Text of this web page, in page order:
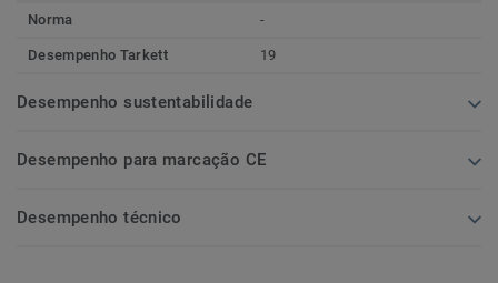
Norma
-
Desempenho Tarkett 19
Desempenho sustentabilidade
Desempenho para marcação CE
Desempenho técnico